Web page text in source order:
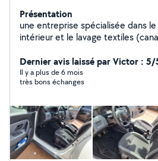
Présentation
une entreprise spécialisée dans
intérieur et le lavage textiles
extraction, aucune saleté ne lui
ressortira comme neuf !N'hésitez
nos réseaux pour voir nos
Dernier avis laissé par Victor : 5/
Il y a plus de 6 mois
très bons échanges